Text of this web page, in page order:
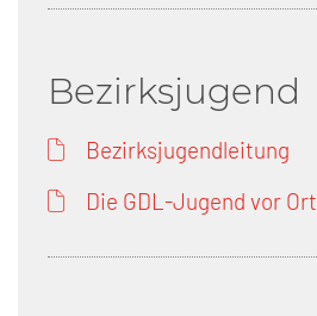
Bezirksjugend
Bezirksjugendleitung
Die GDL-Jugend vor Ort